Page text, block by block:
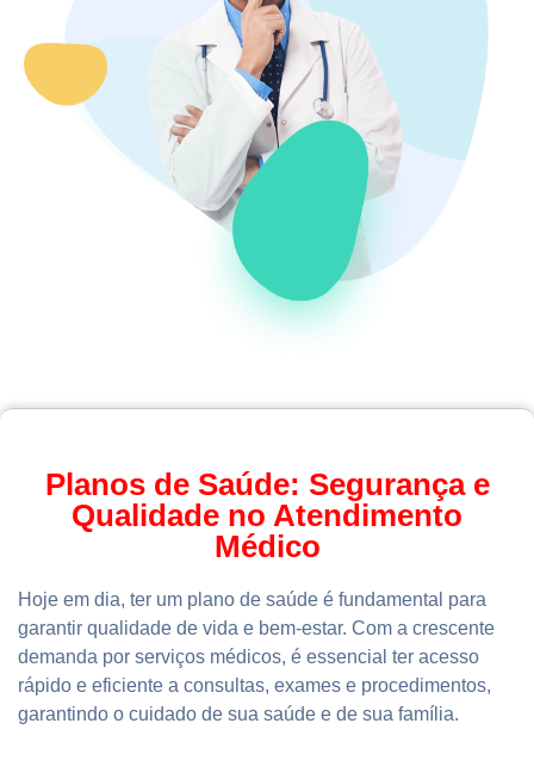
Planos de Saúde: Segurança e
Qualidade no Atendimento
Médico
Hoje em dia, ter um plano de saúde é fundamental para
garantir qualidade de vida e bem-estar. Com a crescente
demanda por serviços médicos, é essencial ter acesso
rápido e eficiente a consultas, exames e procedimentos,
garantindo o cuidado de sua saúde e de sua família.